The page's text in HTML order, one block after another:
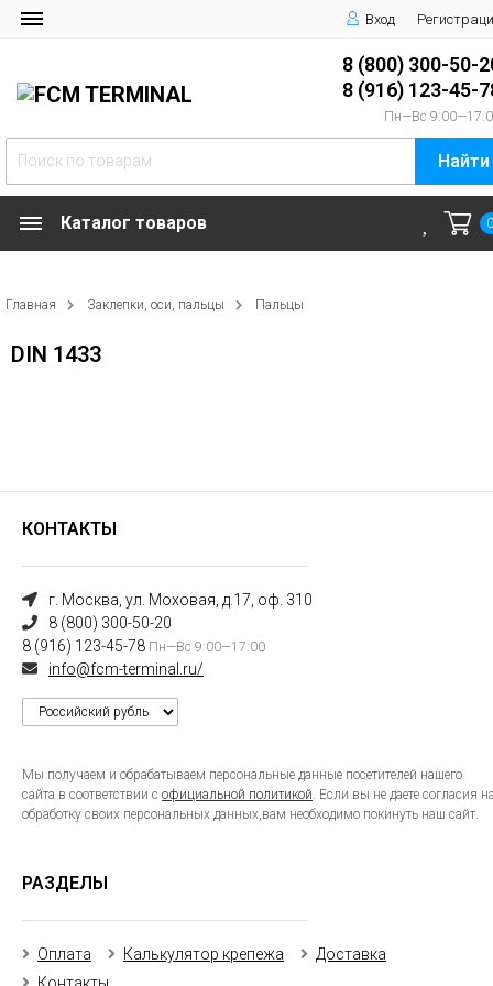
Вход
8 (800) 300-50-
8 (916) 123-45-
Пн—Вс
Найти
Каталог товаров
Главная Заклепки, оси, пальцы Пальцы
DIN 1433
КОНТАКТЫ
г. Москва, ул. Моховая, д.17, оф. 310
8 (800) 300-50-20
8 (916) 123-45-78 Пн—Вс 9:00—17:00
info@fcm-terminal.ru/
Мы получаем и обрабатываем персональные данные посетителей нашего
сайта в соответствии с официальной политикой. Если вы не даете согласия
обработку своих персональных данных,вам необходимо покинуть наш сайт.
РАЗДЕЛЫ
Оплата Калькулятор крепежа
Доставка